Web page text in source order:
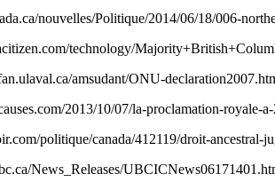
nouvelles/Politique/2014/06/18/006-
technology/
amsudant/ONU-
2013/10/07/la-proclamation-royale-
politique/canada/412119/droit-ancestral-
News_Releases/